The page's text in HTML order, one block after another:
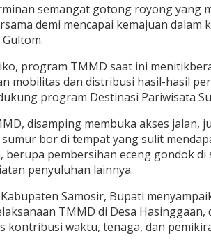
semangat gotong royong yang
demi mencapai kemajuan
program TMMD saat ini
mobilitas dan distribusi hasil-hasil
program Destinasi Pariwisata
disamping membuka akses
bor di tempat yang sulit
pembersihan eceng gondok
penyuluhan lainnya.
Samosir, Bupati
TMMD di Desa
kontribusi waktu, tenaga, dan